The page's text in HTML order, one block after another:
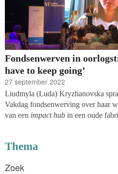
Fondsenwerven in
have to keep going’
27 september 2022
Liudmyla (Luda) Kryzhanovska
Vakdag fondsenwerving over haar
van een impact hub in een oude
een paar minuten kwam Luda weer
gewoonste zaak van de wereld was,
Thema
Zoek